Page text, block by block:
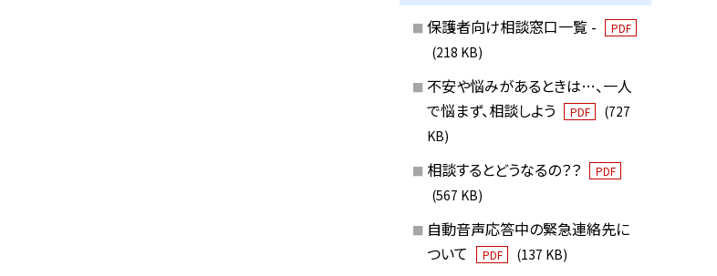
保護者向け相談窓口一覧 - PDF
(218 KB)
不安や悩みがあるときは…、一人
で悩まず、相談しよう
PDF
(727
KB)
相談するとどうなるの？？ PDF
(567 KB)
自動音声応答中の緊急連絡先に
ついて
PDF (137 KB)